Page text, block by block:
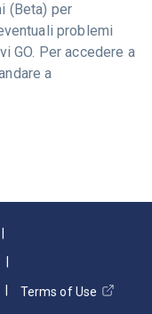
(Beta) per
problemi
GO. Per accedere a
a
Terms of Use